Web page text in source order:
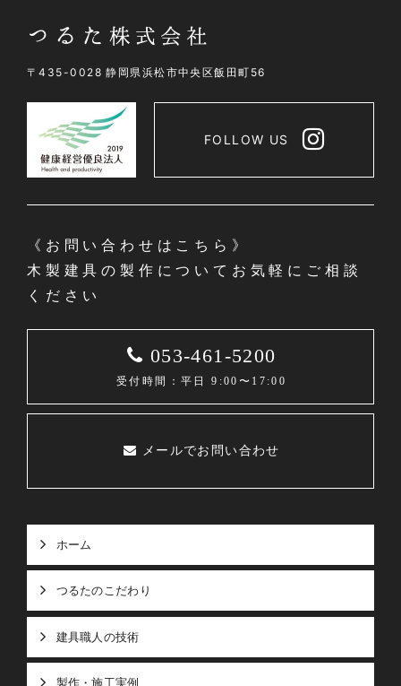
〒435-0028 静岡県浜松市中央区飯田町56
FOLLOW US
《お問い合わせはこちら》
木製建具の製作についてお気軽にご相談
ください
053-461-5200
受付時間：平日 9:00〜17:00
メールでお問い合わせ
ホーム
つるたのこだわり
建具職人の技術
製作・施工実例